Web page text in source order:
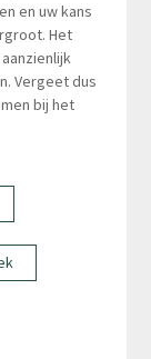
en uw kans
Het
Vergeet dus
bij het